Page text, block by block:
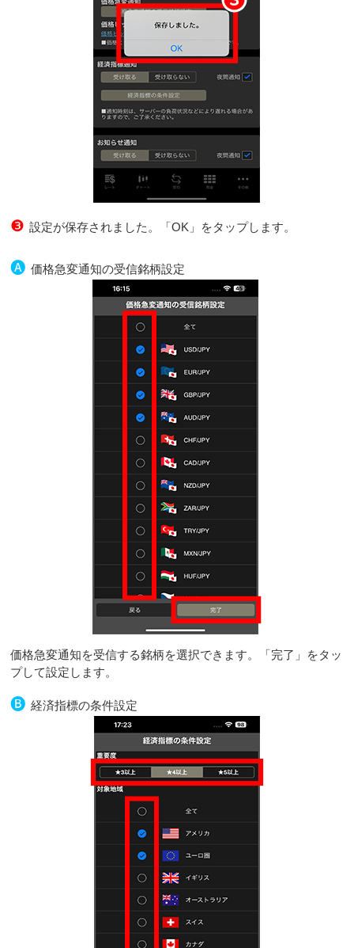
❸設定が保存されました。「OK」をタップします。
🅐価格急変通知の受信銘柄設定
価格急変通知を受信する銘柄を選択できます。「完了」をタッ
プして設定します。
🅑経済指標の条件設定